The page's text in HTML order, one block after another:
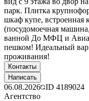
парк. Плитка
шкаф купе, встроенная
(посудомоечная
ванной До МФЦ и Авиа
пешком! Идеальный
проживания!
Контакты
Написать
06.08.2026 ID 4189024
Агентство